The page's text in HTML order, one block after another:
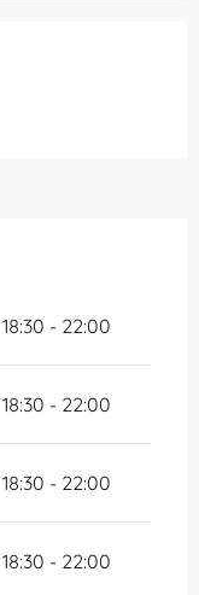
18:30 - 22:00
18:30 - 22:00
18:30 - 22:00
18:30 - 22:00